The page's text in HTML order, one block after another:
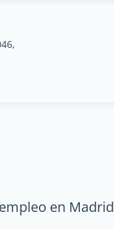
en Madrid